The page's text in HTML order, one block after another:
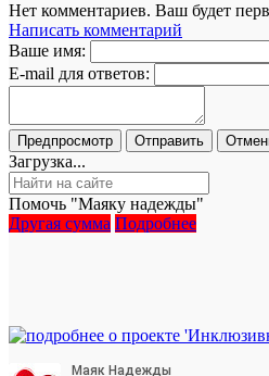
Нет комментариев. Ваш будет
Написать комментарий
Ваше имя:
E-mail для ответов:
Загрузка...
Помочь "Маяку надежды"
Другая сумма Подробнее